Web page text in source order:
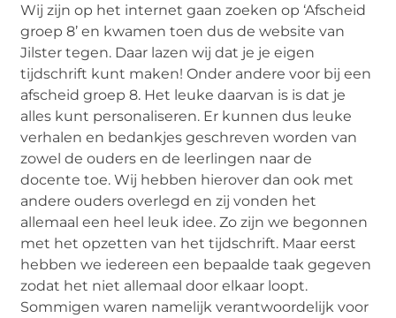
Wij zijn op het internet gaan zoeken op ‘Afscheid
groep 8’ en kwamen toen dus de website van
Jilster tegen. Daar lazen wij dat je je eigen
tijdschrift kunt maken! Onder andere voor bij een
afscheid groep 8. Het leuke daarvan is is dat je
alles kunt personaliseren. Er kunnen dus leuke
verhalen en bedankjes geschreven worden van
zowel de ouders en de leerlingen naar de
docente toe. Wij hebben hierover dan ook met
andere ouders overlegd en zij vonden het
allemaal een heel leuk idee. Zo zijn we begonnen
met het opzetten van het tijdschrift. Maar eerst
hebben we iedereen een bepaalde taak gegeven
zodat het niet allemaal door elkaar loopt.
Sommigen waren namelijk verantwoordelijk voor